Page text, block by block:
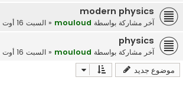
modern physics
آخر مشاركة بواسطة mouloud
« السبت 16 أوت 2014 16:52
physics
آخر مشاركة بواسطة mouloud
« السبت 16 أوت 2014 16:49
موضوع جديد